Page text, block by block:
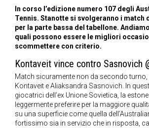
In corso l’edizione numero 107 degli
Tennis. Stanotte si svolgeranno i match
per la parte bassa del tabellone.
quali possono essere le migliori
scommettere con criterio.
Kontaveit vince contro Sasnovich
Match sicuramente non da secondo turno,
Kontaveit e Aliaksandra Sasnovich. In
giocatrici dell’ex Unione Sovietica, la
leggermente preferire per la maggiore
su una superficie come quella
fortissimo sia in servizio che in risposta,